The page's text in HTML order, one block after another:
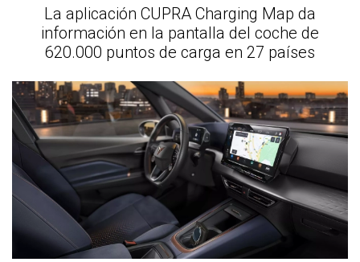
La aplicación CUPRA Charging Map da
información en la pantalla del coche de
620.000 puntos de carga en 27 países